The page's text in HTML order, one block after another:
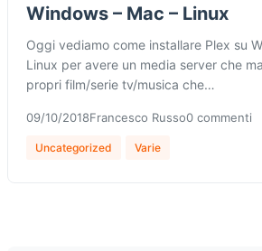
Windows – Mac – Linux
Oggi vediamo come installare Plex su
Linux per avere un media server che
propri film/serie tv/musica che…
09/10/2018Francesco Russo0 commenti
Uncategorized Varie